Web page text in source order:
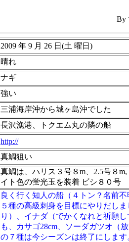
By
2009 年 9 月 26 日(土 曜日)
晴れ
ナギ
強い
三浦海岸沖から城ヶ島沖でした
長沢漁港、トクエム丸の隣の船
http://
真鯛狙い
真鯛は、ハリス３号８m、2.5号８
イト色の蛍光玉を装着 ビシ８０号
良く行く知人の船（４トン？名前
５種の高級刺身を目標にやりだし
り）、イナダ（でかくなれと祈願
も、カサゴ28cm、ソーダガツオ（
の７種は今シーズンは終了にしま